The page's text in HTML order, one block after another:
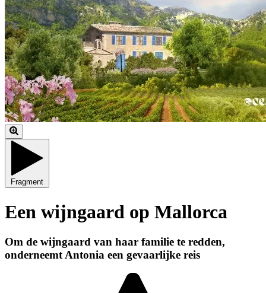
Fragment
Een wijngaard op Mallorca
Om de wijngaard van haar familie te redden,
onderneemt Antonia een gevaarlijke reis